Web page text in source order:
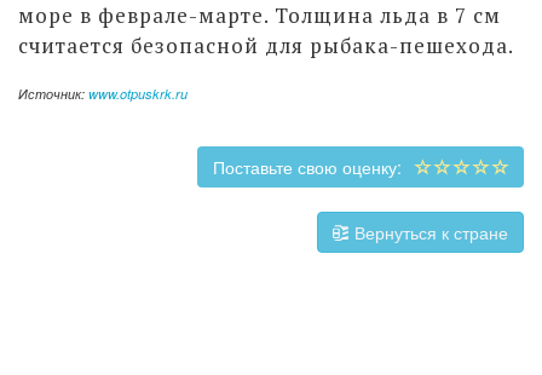
море в феврале-марте. Толщина льда в 7 см
считается безопасной для рыбака-пешехода.
Источник: www.otpuskrk.ru
Поставьте свою оценку:
Вернуться к стране